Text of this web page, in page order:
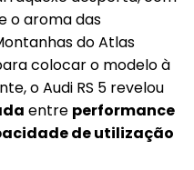
o aroma das
do Atlas
colocar o modelo à
o Audi RS 5 revelou
entre performance
de utilização